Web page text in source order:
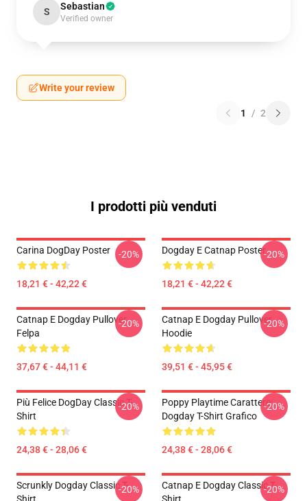
S Sebastian
Verified owner
Write your review
1 / 2
I prodotti più venduti
Carina DogDay Poster
18,21 € - 42,22 €
-20% Dogday E Catnap Poster
18,21 € - 42,22 €
-20%
Catnap E Dogday Pullover
Felpa
37,67 € - 44,11 €
-20%
Catnap E Dogday Pullover
Hoodie
39,51 € - 45,95 €
-20%
Più Felice DogDay Classic T-
Shirt
24,38 € - 28,06 €
-20%
Poppy Playtime Carattere:
Dogday T-Shirt Grafico
24,38 € - 28,06 €
-20%
Scrunkly Dogday Classic T--20%
Catnap E Dogday Classic T-
-20%